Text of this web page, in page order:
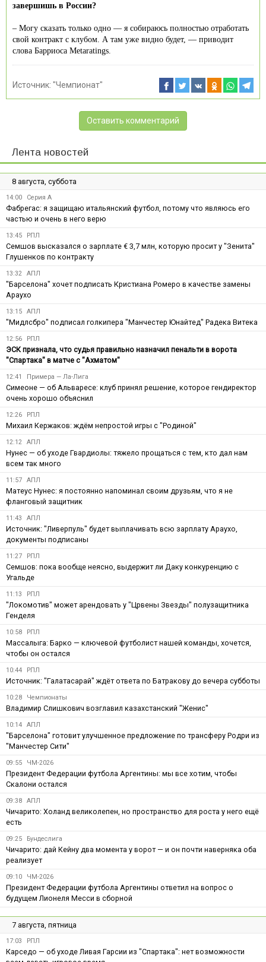
завершишь в России?
– Могу сказать только одно — я собираюсь полностью отработать
свой контракт с клубом. А там уже видно будет, — приводит
слова Барриоса Metaratings.
Источник: "Чемпионат"
Оставить комментарий
Лента новостей
8 августа, суббота
14:00 Серия А
Фабрегас: я защищаю итальянский футбол, потому что являюсь его
частью и очень в него верю
13:45 РПЛ
Семшов высказался о зарплате € 3,7 млн, которую просит у "Зенита"
Глушенков по контракту
13:32 АПЛ
"Барселона" хочет подписать Кристиана Ромеро в качестве замены
Араухо
13:15 АПЛ
"Мидлсбро" подписал голкипера "Манчестер Юнайтед" Радека Витека
12:56 РПЛ
ЭСК признала, что судья правильно назначил пенальти в ворота
"Спартака" в матче с "Ахматом"
12:41 Примера — Ла-Лига
Симеоне — об Альваресе: клуб принял решение, которое гендиректор
очень хорошо объяснил
12:26 РПЛ
Михаил Кержаков: ждём непростой игры с "Родиной"
12:12 АПЛ
Нунес — об уходе Гвардиолы: тяжело прощаться с тем, кто дал нам
всем так много
11:57 АПЛ
Матеус Нунес: я постоянно напоминал своим друзьям, что я не
фланговый защитник
11:43 АПЛ
Источник: "Ливерпуль" будет выплачивать всю зарплату Араухо,
документы подписаны
11:27 РПЛ
Семшов: пока вообще неясно, выдержит ли Даку конкуренцию с
Угальде
11:13 РПЛ
"Локомотив" может арендовать у "Црвены Звезды" полузащитника
Генделя
10:58 РПЛ
Массалыга: Барко — ключевой футболист нашей команды, хочется,
чтобы он остался
10:44 РПЛ
Источник: "Галатасарай" ждёт ответа по Батракову до вечера субботы
10:28 Чемпионаты
Владимир Слишкович возглавил казахстанский "Женис"
10:14 АПЛ
"Барселона" готовит улучшенное предложение по трансферу Родри из
"Манчестер Сити"
09:55 ЧМ-2026
Президент Федерации футбола Аргентины: мы все хотим, чтобы
Скалони остался
09:38 АПЛ
Чичарито: Холанд великолепен, но пространство для роста у него ещё
есть
09:25 Бундеслига
Чичарито: дай Кейну два момента у ворот — и он почти наверняка оба
реализует
09:10 ЧМ-2026
Президент Федерации футбола Аргентины ответил на вопрос о
будущем Лионеля Месси в сборной
7 августа, пятница
17:03 РПЛ
Карседо — об уходе Ливая Гарсии из "Спартака": нет возможности